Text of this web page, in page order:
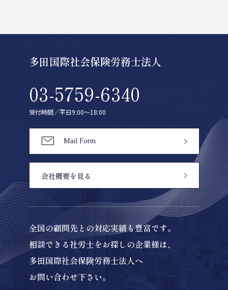
多田国際社会保険労務士法人
03-5759-6340
受付時間／平日9:00〜18:00
Mail Form
会社概要を見る
全国の顧問先との対応実績も豊富です。
相談できる社労士をお探しの企業様は、
多田国際社会保険労務士法人へ
お問い合わせ下さい。